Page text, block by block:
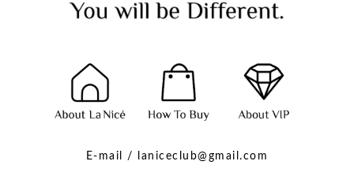
E-mail / laniceclub@gmail.com